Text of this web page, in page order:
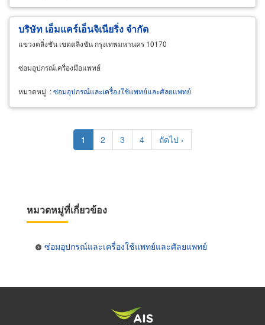
บริษัท เอ็มแคร์เอ็นจิเนียริ่ง จำกัด
แขวงตลิ่งชัน เขตตลิ่งชัน กรุงเทพมหานคร 10170
ซ่อมอุปกรณ์เครื่องมือแพทย์
หมวดหมู่ :ซ่อมอุปกรณ์และเครื่องใช้แพทย์และศัลยแพทย์
Current
page
1 Page
2 Page
3 Page
4
Next
page
ถัดไป ›
หมวดหมู่ที่เกี่ยวข้อง
ซ่อมอุปกรณ์และเครื่องใช้แพทย์และศัลยแพทย์